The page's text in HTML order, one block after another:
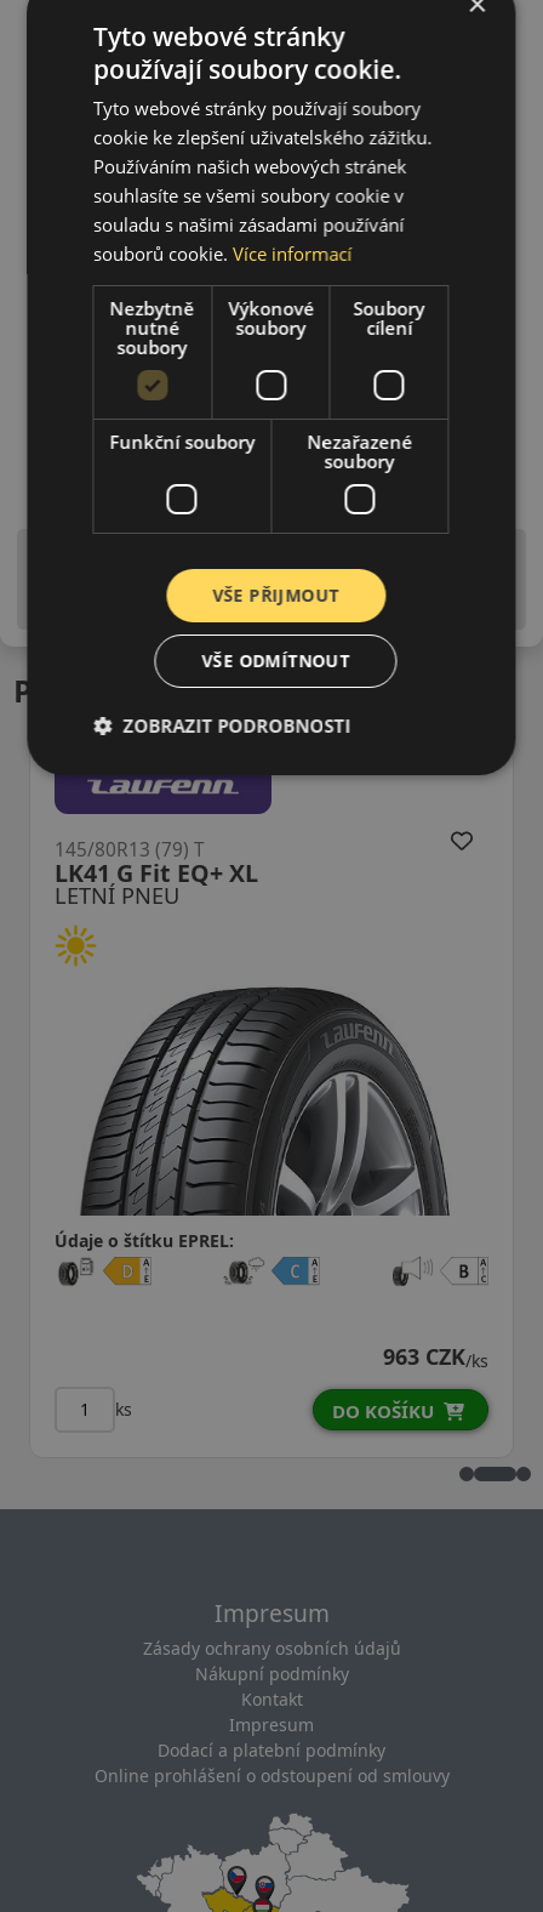
informativního charakteru. Mohou být dodány pneumatiky
is EU štítky ve smyslu dosud platné (předchozí) legislativy.
Podobné produkty
LETNÍ PNEU
LK41 G Fit EQ+ XL
145/80R13 (79) T
Údaje o štítku EPREL:
963 CZK/ks
ks DO KOŠÍKU
Impresum
Zásady ochrany osobních údajů
Nákupní podmínky
Kontakt
Impresum
Dodací a platební podmínky
Online prohlášení o odstoupení od smlouvy
Tyto webové stránky
používají soubory cookie.
Tyto webové stránky používají soubory
cookie ke zlepšení uživatelského zážitku.
Používáním našich webových stránek
souhlasíte se všemi soubory cookie v
souladu s našimi zásadami používání
souborů cookie.Více informací
Nezbytně
nutné
soubory
Výkonové
soubory
Soubory
cílení
Funkční soubory
Nezařazené
soubory
VŠE PŘIJMOUT
VŠE ODMÍTNOUT
ZOBRAZIT PODROBNOSTI